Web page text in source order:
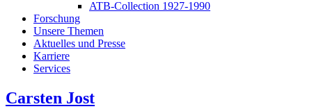
ATB-Collection 1927-1990
Forschung
Unsere Themen
Aktuelles und Presse
Karriere
Services
Carsten Jost